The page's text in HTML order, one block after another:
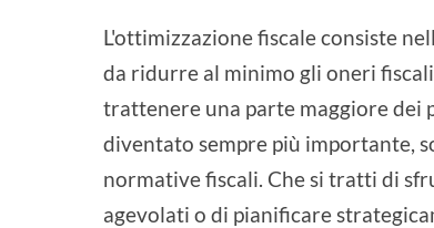
L'ottimizzazione fiscale consiste
da ridurre al minimo gli oneri
trattenere una parte maggiore dei
diventato sempre più importante,
normative fiscali. Che si tratti di
agevolati o di pianificare